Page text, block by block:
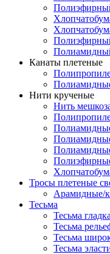
Канаты плетеные
Нити крученые
Нить
Тросы плетеные
Арамидные/
Тесьма
Тесьма
Тесьма
Тесьма
Тесьма